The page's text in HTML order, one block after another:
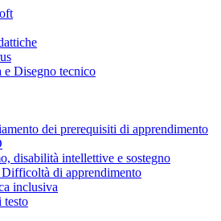
e Disegno tecnico
dei prerequisiti di apprendimento
disabilità intellettive e sostegno
di apprendimento
inclusiva